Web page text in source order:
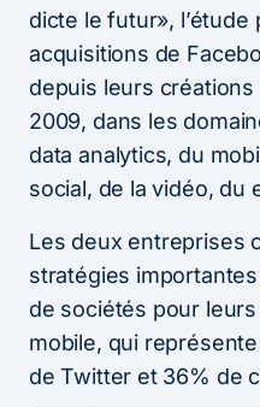
dicte le futur»,
acquisitions de
depuis leurs
2009, dans les
data analytics, du
social, de la vidéo, du
Les deux entreprises
stratégies
de sociétés pour
mobile, qui
de Twitter et 36% de